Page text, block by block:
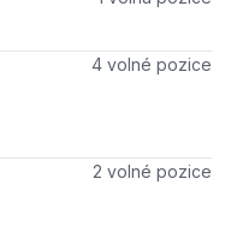
Počet volných míst
4 volné pozice
Počet volných míst
2 volné pozice